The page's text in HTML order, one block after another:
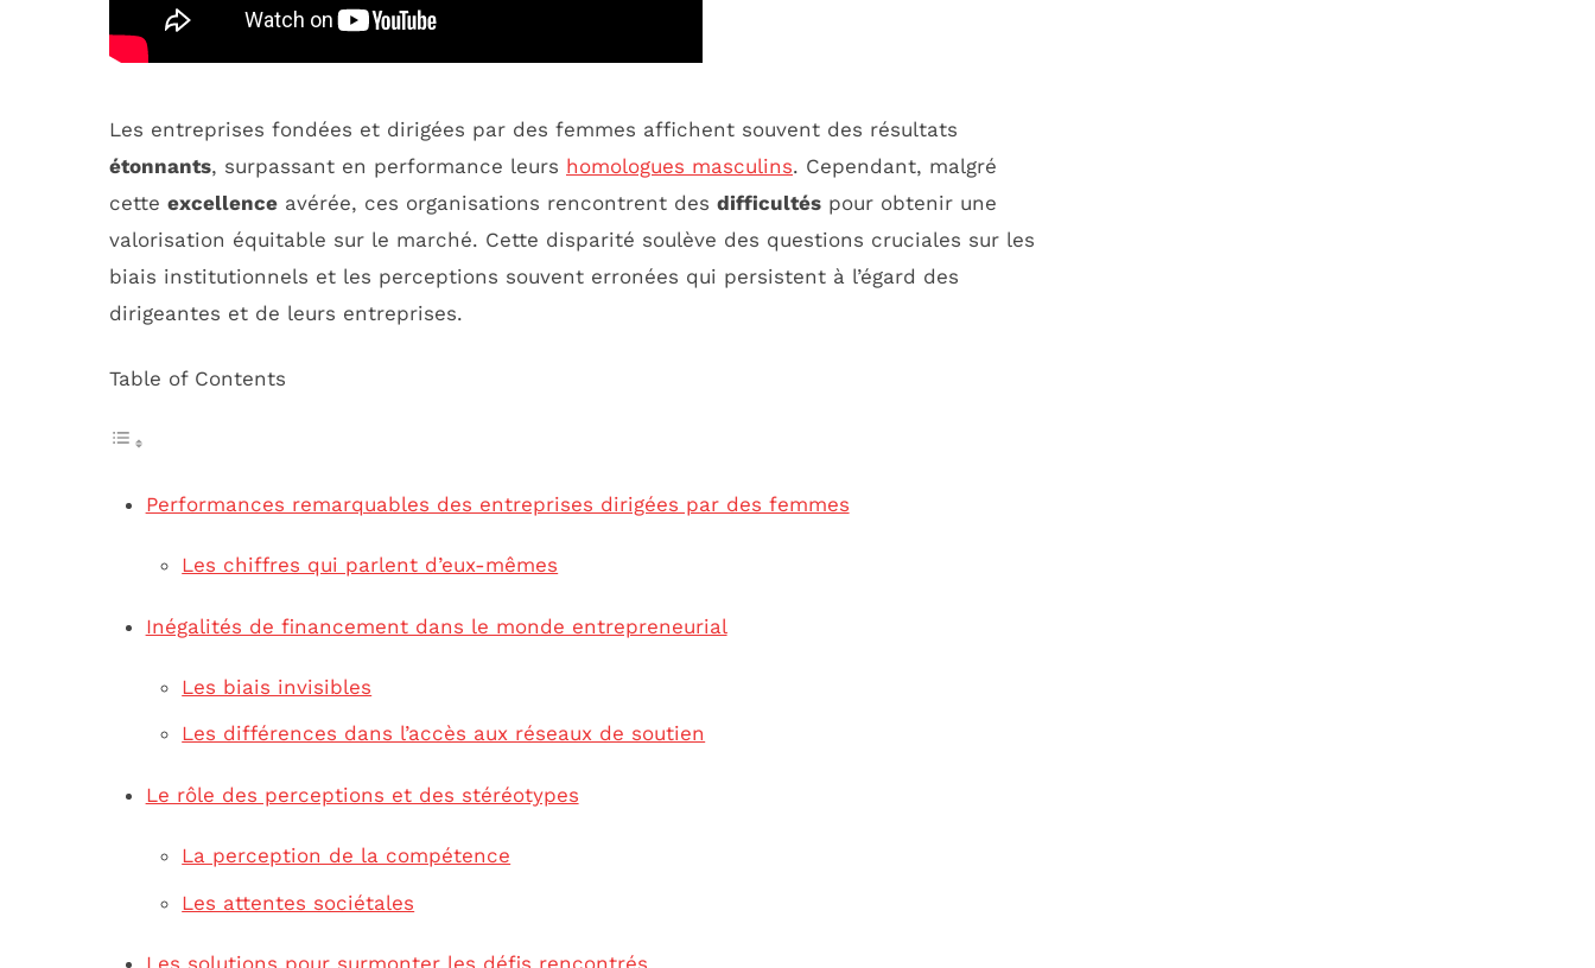
Les entreprises fondées et dirigées par des femmes affichent souvent des résultats
étonnants, surpassant en performance leurs homologues masculins. Cependant, malgré
cette excellence avérée, ces organisations rencontrent des difficultés pour obtenir une
valorisation équitable sur le marché. Cette disparité soulève des questions cruciales sur les
biais institutionnels et les perceptions souvent erronées qui persistent à l’égard des
dirigeantes et de leurs entreprises.
Table of Contents
Performances remarquables des entreprises dirigées par des femmes
Les chiffres qui parlent d’eux-mêmes
Inégalités de financement dans le monde entrepreneurial
Les biais invisibles
Les différences dans l’accès aux réseaux de soutien
Le rôle des perceptions et des stéréotypes
La perception de la compétence
Les attentes sociétales